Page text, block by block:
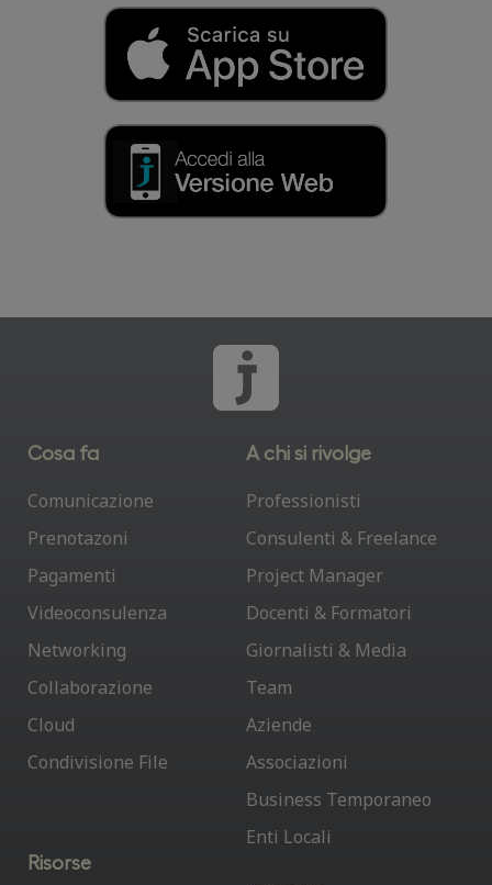
Cosa fa
Comunicazione
Prenotazoni
Pagamenti
Videoconsulenza
Networking
Collaborazione
Cloud
Condivisione File
A chi si rivolge
Professionisti
Consulenti & Freelance
Project Manager
Docenti & Formatori
Giornalisti & Media
Team
Aziende
Associazioni
Business Temporaneo
Enti Locali
Risorse